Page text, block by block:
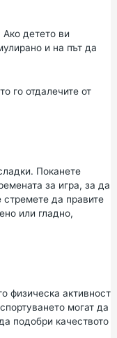
детето ви
и на път да
го отдалечите от
Поканете
за игра, за да
стремете да правите
или гладно,
физическа активност
могат да
подобри качеството